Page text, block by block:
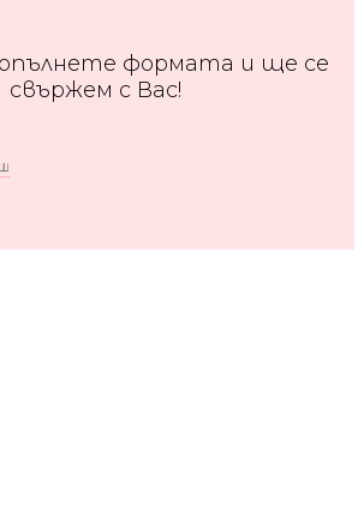
формата и ще се
свържем с Вас!